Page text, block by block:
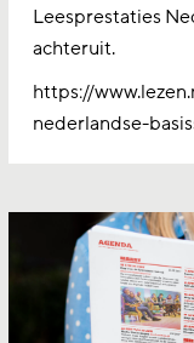
Leesprestaties
achteruit.
https://
nederlandse-